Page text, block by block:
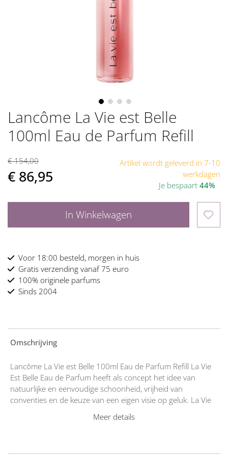
Lancôme La Vie est Belle
100ml Eau de Parfum Refill
€ 154,00
€ 86,95
Artikel wordt geleverd in 7-10
werkdagen
Je bespaart 44%
In Winkelwagen
Voor 18:00 besteld, morgen in huis
Gratis verzending vanaf 75 euro
100% originele parfums
Sinds 2004
Omschrijving
Lancôme La Vie est Belle 100ml Eau de Parfum Refill La Vie
Est Belle Eau de Parfum heeft als concept het idee van
natuurlijke en eenvoudige schoonheid, vrijheid van
conventies en de keuze van een eigen visie op geluk. La Vie
Est Belle Eau de Parfum is een soort kijk op het leven,
geïnspireerd door vreugde en plezier in de kleine dingen.
leef het op jouw manier
Meer details
Ga
naar
het
van
de
afbeeldingen-